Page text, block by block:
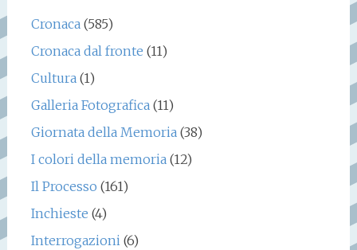
Cronaca (585)
Cronaca dal fronte (11)
Cultura (1)
Galleria Fotografica (11)
Giornata della Memoria (38)
I colori della memoria (12)
Il Processo (161)
Inchieste (4)
Interrogazioni (6)